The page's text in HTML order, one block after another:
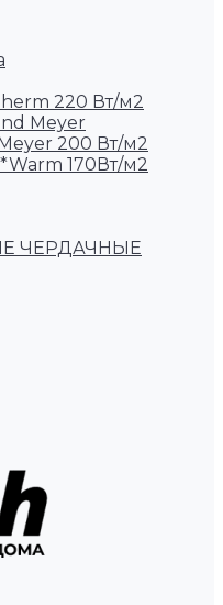
220 Вт/м2
Meyer
200 Вт/м2
170Вт/м2
ЧЕРДАЧНЫЕ